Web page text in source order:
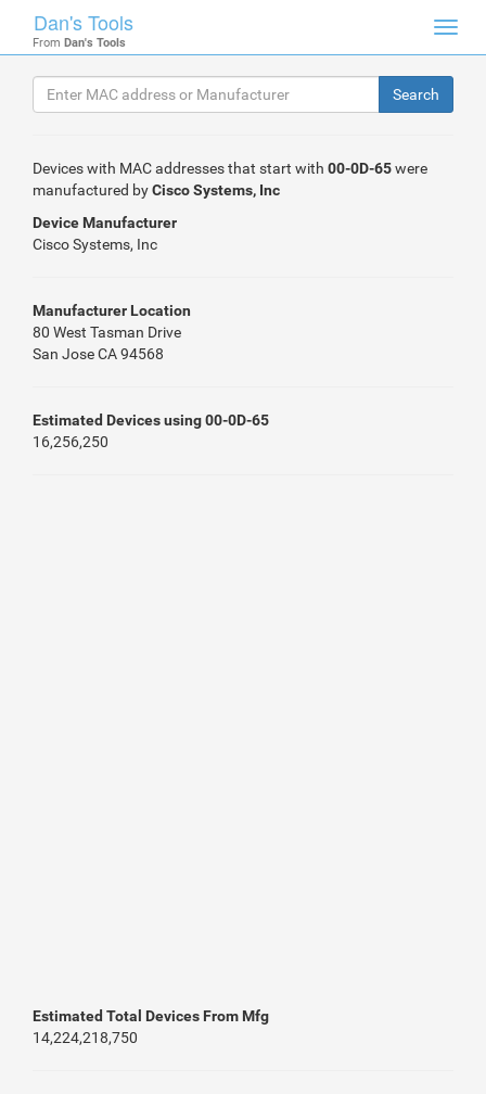
Dan's Tools
From Dan's Tools
Devices with MAC addresses that start with 00-0D-65were
manufactured byCisco Systems, Inc
Device Manufacturer
Cisco Systems, Inc
Manufacturer Location
80 West Tasman Drive
San Jose CA 94568
Estimated Devices using 00-0D-65
16,256,250
Estimated Total Devices From Mfg
14,224,218,750